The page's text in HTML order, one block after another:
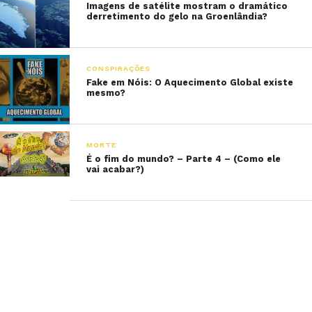
Imagens de satélite mostram o dramático
derretimento do gelo na Groenlândia?
CONSPIRAÇÕES
Fake em Nóis: O Aquecimento Global existe
mesmo?
MORTE
É o fim do mundo? – Parte 4 – (Como ele
vai acabar?)